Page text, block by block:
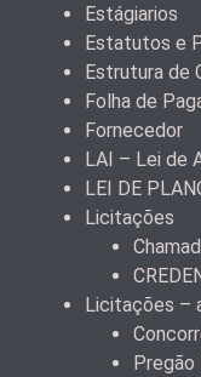
Estágiarios
Estatutos e
Estrutura de
Folha de
Fornecedor
LAI – Lei de
LEI DE
Licitações
Licitações –